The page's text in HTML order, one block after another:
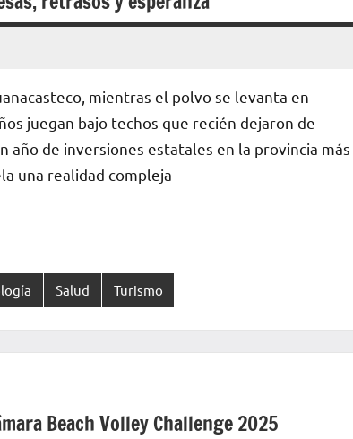
mientras el polvo se levanta en
juegan bajo techos que recién dejaron de
año de inversiones estatales en la provincia más
una realidad compleja
Salud Turismo
Beach Volley Challenge 2025